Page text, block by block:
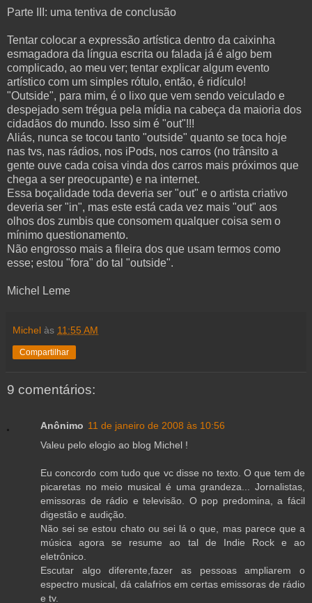
Parte III: uma tentiva de conclusão
Tentar colocar a expressão artística dentro da caixinha
esmagadora da língua escrita ou falada já é algo bem
complicado, ao meu ver; tentar explicar algum evento
artístico com um simples rótulo, então, é ridículo!
"Outside", para mim, é o lixo que vem sendo veiculado e
despejado sem trégua pela mídia na cabeça da maioria dos
cidadãos do mundo. Isso sim é "out"!!!
Aliás, nunca se tocou tanto "outside" quanto se toca hoje
nas tvs, nas rádios, nos iPods, nos carros (no trânsito a
gente ouve cada coisa vinda dos carros mais próximos que
chega a ser preocupante) e na internet.
Essa boçalidade toda deveria ser "out" e o artista criativo
deveria ser "in", mas este está cada vez mais "out" aos
olhos dos zumbis que consomem qualquer coisa sem o
mínimo questionamento.
Não engrosso mais a fileira dos que usam termos como
esse; estou "fora" do tal "outside".
Michel Leme
Michel às 11:55 AM
Compartilhar
9 comentários:
Anônimo 11 de janeiro de 2008 às 10:56
Valeu pelo elogio ao blog Michel !
Eu concordo com tudo que vc disse no texto. O que tem de
picaretas no meio musical é uma grandeza... Jornalistas,
emissoras de rádio e televisão. O pop predomina, a fácil
digestão e audição.
Não sei se estou chato ou sei lá o que, mas parece que a
música agora se resume ao tal de Indie Rock e ao
eletrônico.
Escutar algo diferente,fazer as pessoas ampliarem o
espectro musical, dá calafrios em certas emissoras de rádio
e tv.